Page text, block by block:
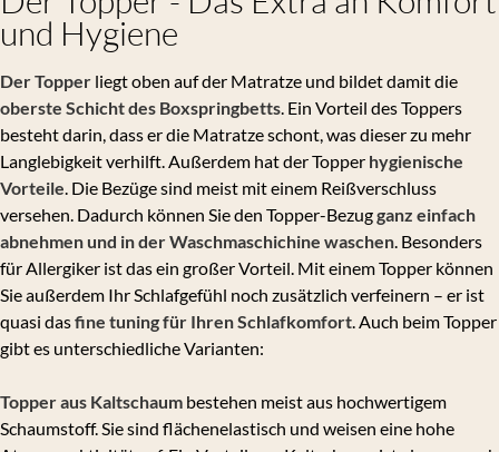
und Hygiene
Der Topper liegt oben auf der Matratze und bildet damit die
oberste Schicht des Boxspringbetts. Ein Vorteil des Toppers
besteht darin, dass er die Matratze schont, was dieser zu mehr
Langlebigkeit verhilft. Außerdem hat der Topper hygienische
Vorteile. Die Bezüge sind meist mit einem Reißverschluss
versehen. Dadurch können Sie den Topper-Bezugganz einfach
abnehmen und in der Waschmaschichine waschen. Besonders
für Allergiker ist das ein großer Vorteil. Mit einem Topper können
Sie außerdem Ihr Schlafgefühl noch zusätzlich verfeinern – er ist
quasi dasfine tuning für Ihren Schlafkomfort. Auch beim Topper
gibt es unterschiedliche Varianten:
Topper aus Kaltschaum bestehen meist aus hochwertigem
Schaumstoff. Sie sind flächenelastisch und weisen eine hohe